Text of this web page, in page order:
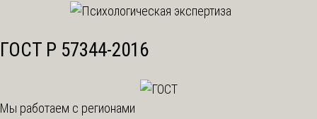
ГОСТ Р 57344-2016
Мы работаем с регионами